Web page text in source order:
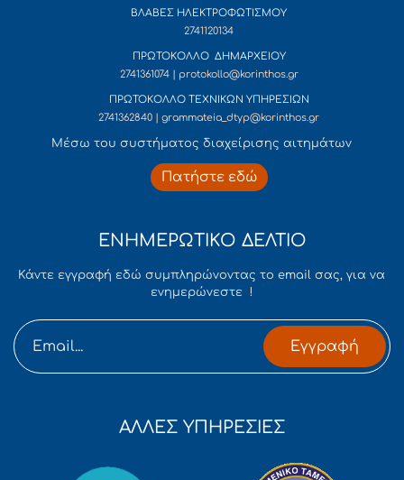
ΒΛΑΒΕΣ ΗΛΕΚΤΡΟΦΩΤΙΣΜΟΥ
2741120134
ΠΡΩΤΟΚΟΛΛΟ ΔΗΜΑΡΧΕΙΟΥ
2741361074 | protokollo@korinthos.gr
ΠΡΩΤΟΚΟΛΛΟ ΤΕΧΝΙΚΩΝ ΥΠΗΡΕΣΙΩΝ
2741362840 | grammateia_dtyp@korinthos.gr
Mέσω του συστήματος διαχείρισης αιτημάτων
Πατήστε εδώ
ΕΝΗΜΕΡΩΤΙΚΟ ΔΕΛΤΙΟ
Κάντε εγγραφή εδώ συμπληρώνοντας το email σας, για να
ενημερώνεστε !
Εγγραφή
ΑΛΛΕΣ ΥΠΗΡΕΣΙΕΣ